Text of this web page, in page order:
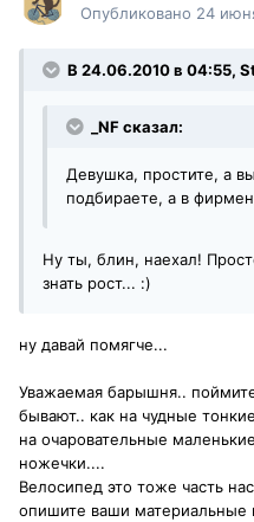
Опубликовано 24
В 24.06.2010 в 04:55,
_NF сказал:
Девушка, простите, а
подбираете, а в
Ну ты, блин, наехал!
знать рост... :)
ну давай помягче...
Уважаемая барышня..
бывают.. как на чудные
на очаровательные
ножечки....
Велосипед это тоже часть
опишите ваши материальные